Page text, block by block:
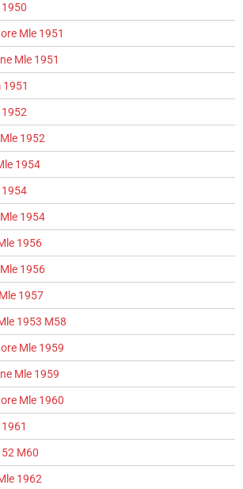
1950
Mle 1951
Mle 1951
1951
1952
1954
1954
1954
1956
1956
1957
1953 M58
Mle 1959
Mle 1959
Mle 1960
M60
1962